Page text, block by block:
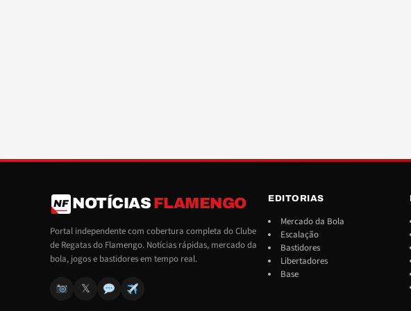
NF NOTÍCIAS FLAMENGO
Portal independente com cobertura completa do Clube
de Regatas do Flamengo. Notícias rápidas, mercado da
bola, jogos e bastidores em tempo real.
𝕏
EDITORIAS
Mercado da Bola
Escalação
Bastidores
Libertadores
Base